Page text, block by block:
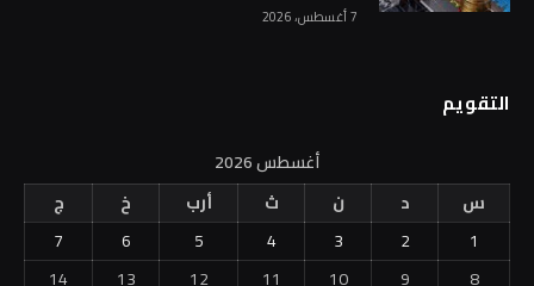
7 أغسطس، 2026
التقويم
أغسطس 2026
س
د ن ث أرب خ
ج
1
2
3
4
5
6
7
8
9
10
11
12
13
14